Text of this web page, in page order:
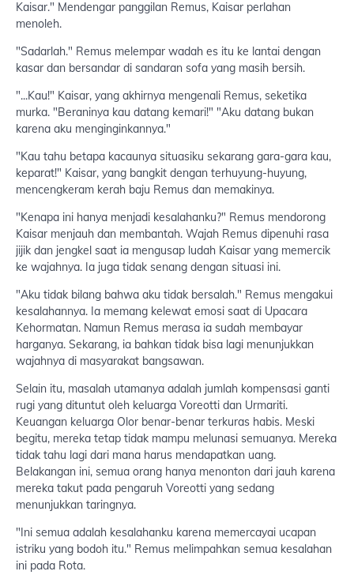
Kaisar." Mendengar panggilan Remus, Kaisar perlahan
menoleh.
"Sadarlah." Remus melempar wadah es itu ke lantai dengan
kasar dan bersandar di sandaran sofa yang masih bersih.
"...Kau!" Kaisar, yang akhirnya mengenali Remus, seketika
murka. "Beraninya kau datang kemari!" "Aku datang bukan
karena aku menginginkannya."
"Kau tahu betapa kacaunya situasiku sekarang gara-gara kau,
keparat!" Kaisar, yang bangkit dengan terhuyung-huyung,
mencengkeram kerah baju Remus dan memakinya.
"Kenapa ini hanya menjadi kesalahanku?" Remus mendorong
Kaisar menjauh dan membantah. Wajah Remus dipenuhi rasa
jijik dan jengkel saat ia mengusap ludah Kaisar yang memercik
ke wajahnya. Ia juga tidak senang dengan situasi ini.
"Aku tidak bilang bahwa aku tidak bersalah." Remus mengakui
kesalahannya. Ia memang kelewat emosi saat di Upacara
Kehormatan. Namun Remus merasa ia sudah membayar
harganya. Sekarang, ia bahkan tidak bisa lagi menunjukkan
wajahnya di masyarakat bangsawan.
Selain itu, masalah utamanya adalah jumlah kompensasi ganti
rugi yang dituntut oleh keluarga Voreotti dan Urmariti.
Keuangan keluarga Olor benar-benar terkuras habis. Meski
begitu, mereka tetap tidak mampu melunasi semuanya. Mereka
tidak tahu lagi dari mana harus mendapatkan uang.
Belakangan ini, semua orang hanya menonton dari jauh karena
mereka takut pada pengaruh Voreotti yang sedang
menunjukkan taringnya.
"Ini semua adalah kesalahanku karena memercayai ucapan
istriku yang bodoh itu." Remus melimpahkan semua kesalahan
ini pada Rota.